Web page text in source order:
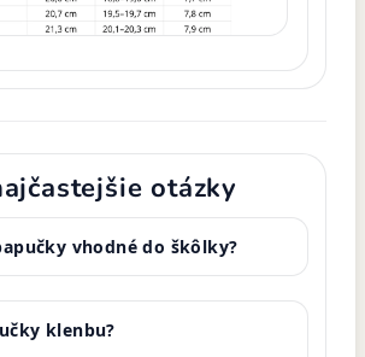
otázky
vhodné do škôlky?
klenbu?